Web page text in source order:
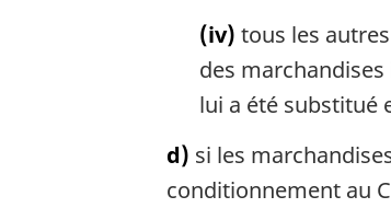
(iv) tous les
des
lui a été substitué
d) si les
conditionnement au